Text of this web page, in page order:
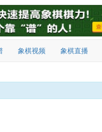
象棋视频 象棋直播